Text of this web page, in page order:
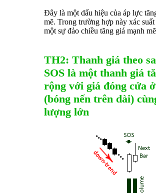
Đây là một dấu hiệu của áp lực
mẽ. Trong trường hợp này xác suất
một sự đảo chiều tăng giá mạnh
TH2: Thanh giá theo
SOS là một thanh giá
rộng với giá đóng cửa
(bóng nến trên dài)
lượng lớn